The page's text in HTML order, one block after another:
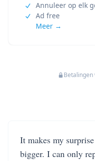
Annuleer op elk
Ad free
Meer →
Betalingen
It makes my
bigger. I can only